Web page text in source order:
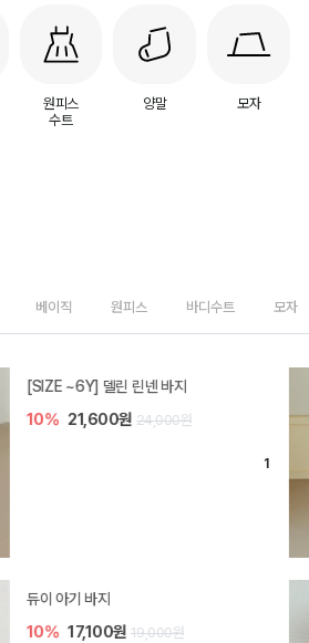
원피스
수트
양말 모자
베이직 원피스 바디수트 모자
[SIZE ~6Y] 델린 린넨 바지
10% 21,600원 24,000원
듀이 아기 바지
10% 17,100원 19,000원